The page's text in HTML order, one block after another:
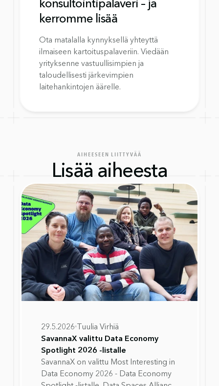
konsultointipalaveri – ja
kerromme lisää
Ota matalalla kynnyksellä yhteyttä
ilmaiseen kartoituspalaveriin. Viedään
yrityksenne vastuullisimpien ja
taloudellisesti järkevimpien
laitehankintojen äärelle.
AIHEESEEN LIITTYVÄÄ
Lisää aiheesta
29.5.2026 Tuulia Virhiä
SavannaX valittu Data Economy
Spotlight 2026 -listalle
SavannaX on valittu Most Interesting in
Data Economy 2026 - Data Economy